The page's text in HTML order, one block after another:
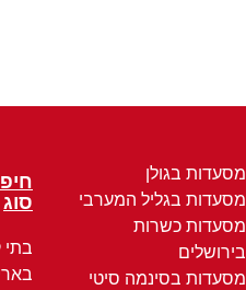
מסעדות בגולן
מסעדות בגליל המערבי
מסעדות כשרות
בירושלים
מסעדות בסינמה סיטי
סוג
בתי